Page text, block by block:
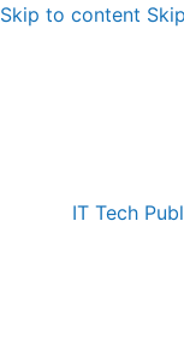
Skip to content
IT Tech